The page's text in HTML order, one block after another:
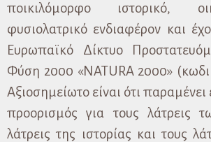
ποικιλόμορφο ιστορικό,
φυσιολατρικό ενδιαφέρον και
Ευρωπαϊκό Δίκτυο
Φύση 2000 «NATURA 2000»
Αξιοσημείωτο είναι ότι
προορισμός για τους λάτρεις
λάτρεις της ιστορίας και τους